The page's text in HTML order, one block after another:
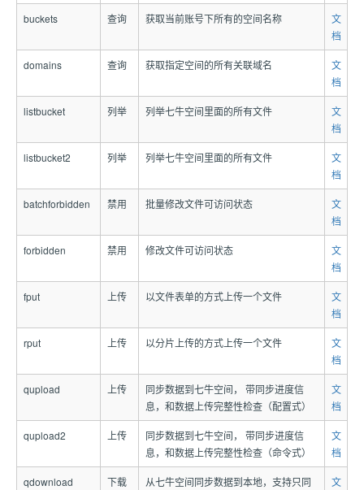
buckets 查询 获取当前账号下所有的空间名称
文
档
domains 查询 获取指定空间的所有关联域名
文
档
listbucket 列举 列举七牛空间里面的所有文件
文
档
listbucket2 列举 列举七牛空间里面的所有文件
文
档
batchforbidden 禁用 批量修改文件可访问状态
文
档
forbidden 禁用 修改文件可访问状态
文
档
fput 上传 以文件表单的方式上传一个文件
文
档
rput 上传 以分片上传的方式上传一个文件
文
档
qupload 上传
同步数据到七牛空间， 带同步进度信
息，和数据上传完整性检查（配置式）
文
档
qupload2 上传
同步数据到七牛空间， 带同步进度信
息，和数据上传完整性检查（命令式）
文
档
qdownload 下载
从七牛空间同步数据到本地，支持只同
文